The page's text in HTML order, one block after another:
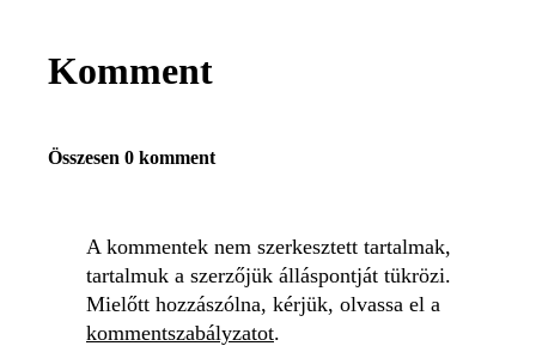
Komment
Összesen 0 komment
A kommentek nem szerkesztett tartalmak,
tartalmuk a szerzőjük álláspontját tükrözi.
Mielőtt hozzászólna, kérjük, olvassa el a
kommentszabályzatot.